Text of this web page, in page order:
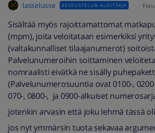
lasselusse KESKUSTELUN ALOITTAJA
Sisältää myös rajoittamattomat
(mpm), joita veloitataan esimerkiksi
(valtakunnalliset tilaajanumerot)
Palvelunumeroihin soittaminen
nomraalisti eivätkä ne sisälly
(Palvelunumerosuuntia ovat 0100-,
070-, 0800-, ja 0900-alkuiset
jotenkin arvasin että joku lehmä tässä
jos nyt ymmärsin tuota sekavaa